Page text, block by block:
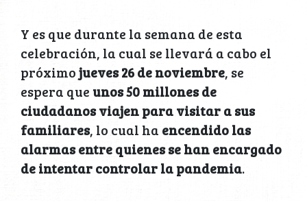
Y es que durante la semana de esta
celebración, la cual se llevará a cabo el
próximojueves 26 de noviembre, se
espera que unos 50 millones de
ciudadanos viajen para visitar a sus
familiares, lo cual ha encendido las
alarmas entre quienes se han encargado
de intentar controlar la pandemia.